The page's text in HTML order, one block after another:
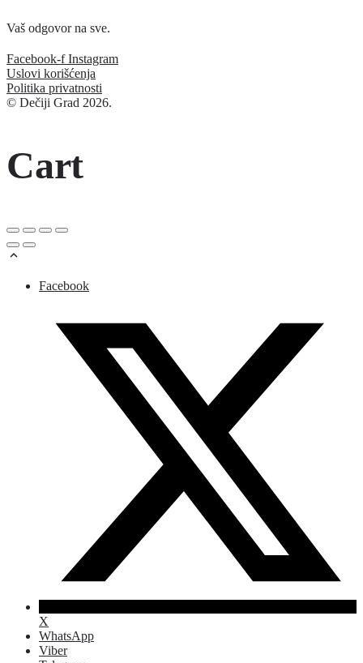
Vaš odgovor na sve.
Facebook-f Instagram
Uslovi korišćenja
Politika privatnosti
© Dečiji Grad 2026.
Cart
Facebook
X
WhatsApp
Viber